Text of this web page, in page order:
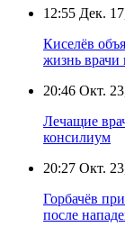
12:55 Дек.
Киселёв
жизнь врачи
20:46 Окт.
Лечащие
консилиум
20:27 Окт.
Горбачёв
после